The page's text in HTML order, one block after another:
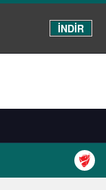
İNDİR